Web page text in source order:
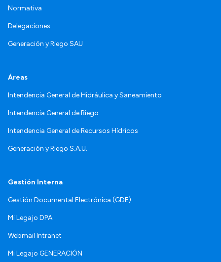
Normativa
Delegaciones
Generación y Riego SAU
Áreas
Intendencia General de Hidráulica y Saneamiento
Intendencia General de Riego
Intendencia General de Recursos Hídricos
Generación y Riego S.A.U.
Gestión Interna
Gestión Documental Electrónica (GDE)
Mi Legajo DPA
Webmail Intranet
Mi Legajo GENERACIÓN